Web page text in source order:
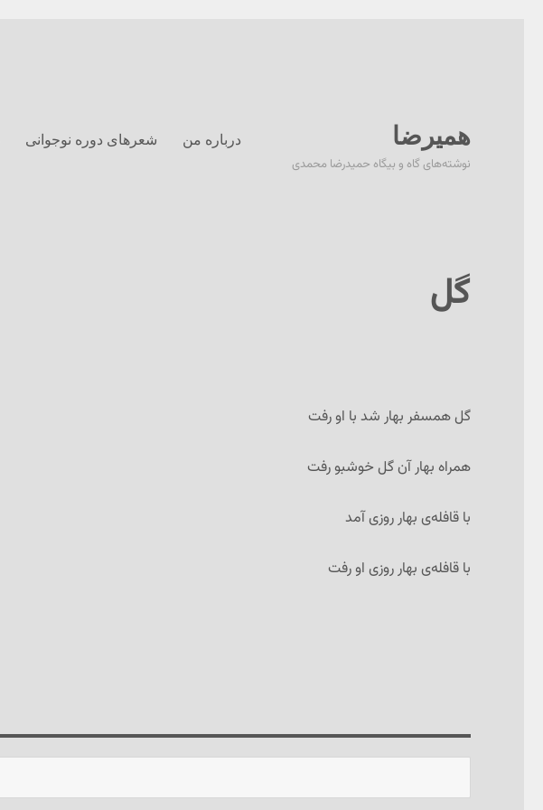
همیرضا
نوشته‌های گاه و بیگاه حمیدرضا محمدی
درباره من شعرهای دوره نوجوانی
گل
گل همسفر بهار شد با او رفت
همراه بهار آن گل خوشبو رفت
با قافله‌ی بهار روزی آمد
با قافله‌ی بهار روزی او رفت